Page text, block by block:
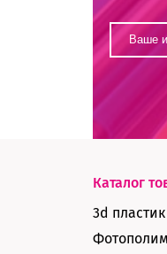
Каталог
3d